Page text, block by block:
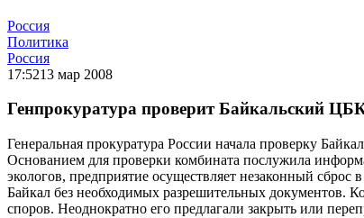
Россия
Политика
Россия
17:5213 мар 2008
Генпрокуратура проверит Байкальский
Генеральная прокуратура России начала проверку
Основанием для проверки комбината послужила
экологов, предприятие осуществляет незаконный
Байкал без необходимых разрешительных документов.
споров. Неоднократно его предлагали закрыть или